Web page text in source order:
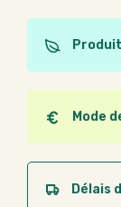
Ce produit
matériaux
peuvent
après
n'entre pas
Mode
Quel que
passer
Délais